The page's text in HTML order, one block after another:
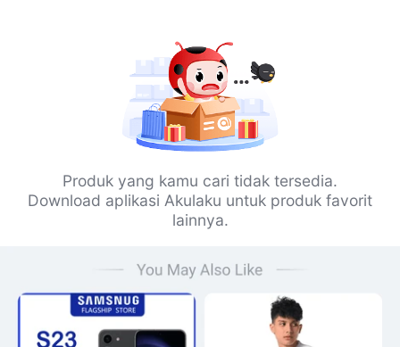
Produk yang kamu cari tidak tersedia.
Download aplikasi Akulaku untuk produk favorit
lainnya.